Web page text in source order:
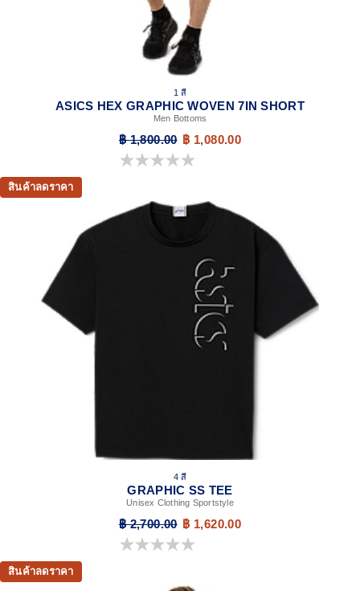
1 สี
ASICS HEX GRAPHIC WOVEN 7IN SHORT
Men Bottoms
฿ 1,800.00 ฿ 1,080.00
0.0 จาก 5 ดาว
สินค้าลดราคา
4 สี
GRAPHIC SS TEE
Unisex Clothing Sportstyle
฿ 2,700.00 ฿ 1,620.00
0.0 จาก 5 ดาว
สินค้าลดราคา